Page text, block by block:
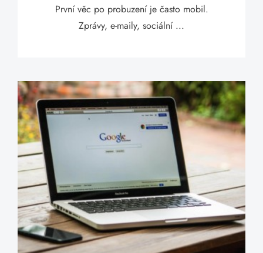
První věc po probuzení je často mobil.
Zprávy, e-maily, sociální ...